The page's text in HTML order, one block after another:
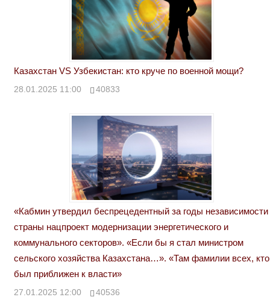
Казахстан VS Узбекистан: кто круче по военной мощи?
28.01.2025 11:00 40833
«Кабмин утвердил беспрецедентный за годы независимости
страны нацпроект модернизации энергетического и
коммунального секторов». «Если бы я стал министром
сельского хозяйства Казахстана…». «Там фамилии всех, кто
был приближен к власти»
27.01.2025 12:00 40536